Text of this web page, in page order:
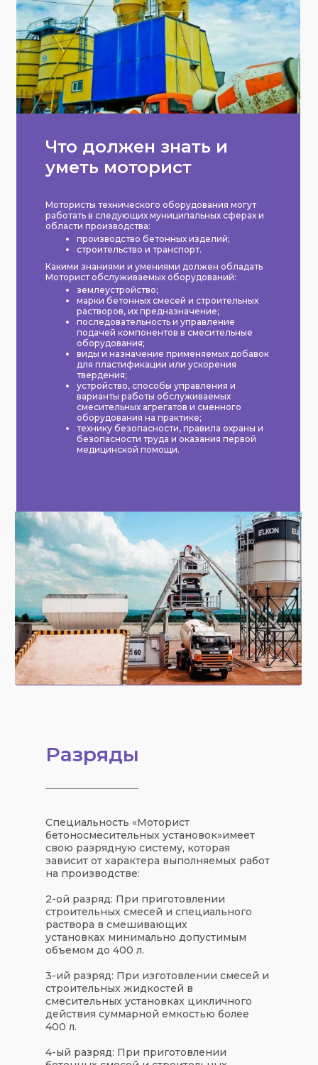
Что должен знать и
уметь моторист
Мотористы технического оборудования могут
работать в следующих муниципальных сферах и
области производства:
производство бетонных изделий;
строительство и транспорт.
Какими знаниями и умениями должен обладать
Моторист обслуживаемых оборудований:
землеустройство;
марки бетонных смесей и строительных
растворов, их предназначение;
последовательность и управление
подачей компонентов в смесительные
оборудования;
виды и назначение применяемых добавок
для пластификации или ускорения
твердения;
устройство, способы управления и
варианты работы обслуживаемых
смесительных агрегатов и сменного
оборудования на практике;
технику безопасности, правила охраны и
безопасности труда и оказания первой
медицинской помощи.
Разряды
Специальность «Моторист
бетоносмесительных установок»имеет
свою разрядную систему, которая
зависит от характера выполняемых работ
на производстве:
2-ой разряд: При приготовлении
строительных смесей и специального
раствора в смешивающих
установках минимально допустимым
объемом до 400 л.
3-ий разряд: При изготовлении смесей и
строительных жидкостей в
смесительных установках цикличного
действия суммарной емкостью более
400 л.
4-ый разряд: При приготовлении